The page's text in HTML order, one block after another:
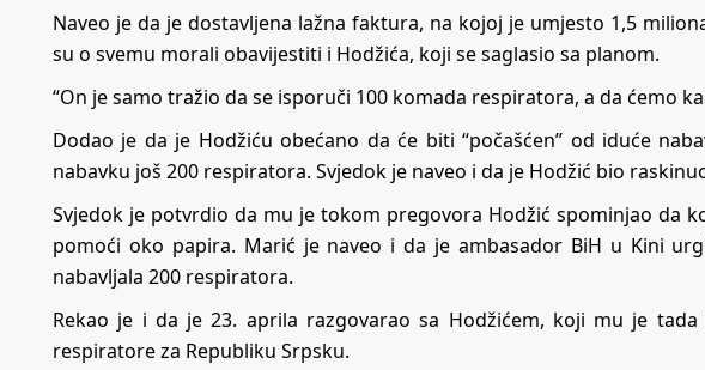
Naveo je da je dostavljena lažna faktura, na kojoj je umjesto 1,5
su o svemu morali obavijestiti i Hodžića, koji se saglasio sa planom.
“On je samo tražio da se isporuči 100 komada respiratora, a da ćemo
Dodao je da je Hodžiću obećano da će biti “počašćen” od iduće
nabavku još 200 respiratora. Svjedok je naveo i da je Hodžić bio
Svjedok je potvrdio da mu je tokom pregovora Hodžić spominjao da
pomoći oko papira. Marić je naveo i da je ambasador BiH u Kini
nabavljala 200 respiratora.
Rekao je i da je 23. aprila razgovarao sa Hodžićem, koji mu je
respiratore za Republiku Srpsku.